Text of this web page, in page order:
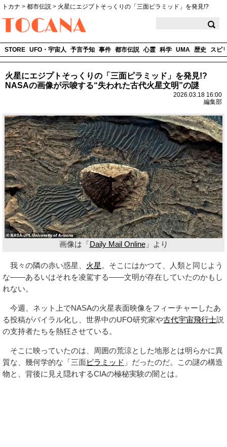
トカナ > 都市伝説 > 火星にエジプトそっくりの「三面ピラミッド」を発見!?
STORE UFO・宇宙人 予言予知 事件 都市伝説 心霊 科学 UMA 歴史 スピ
火星にエジプトそっくりの「三面ピラミッド」を発見!?
NASAの画像が示唆する“失われた古代火星文明”の謎
2026.03.18 16:00
編集部
画像は「Daily Mail Online」より
我々の隣の赤い惑星、 火星 。そこにはかつて、人類と同じよう
な――あるいはそれを凌駕する――文明が存在していたのかもし
れない。
今週、ネット上でNASAの火星表面映像をフィーチャーしたあ
る投稿がバイラル化し、世界中のUFO研究家や古代宇宙飛行士説
の支持者たちを熱狂させている。
そこに映っていたのは、周囲の荒涼とした地形とは明らかに異
質な、幾何学的な「三面ピラミッド 」だったのだ。この謎の構造
物と、背後に見え隠れするCIAの極秘実験の闇とは。